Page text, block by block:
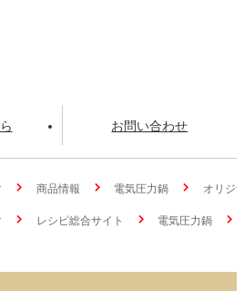
お問い合わせ
商品情報 電気圧力鍋 オリジ
レシピ総合サイト 電気圧力鍋